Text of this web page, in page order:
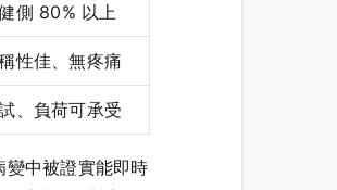
側 80% 以上
性佳、無疼痛
、負荷可承受
中被證實能即時